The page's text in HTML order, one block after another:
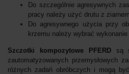
Do szczególnie agresywnych
pracy należy użyć drutu z
Do agresywnego użycia przy
krzemu należy wybrać
Szczotki kompozytowe PFERD są
zautomatyzowanych przemysłowych
różnych zadań obróbczych i mogą